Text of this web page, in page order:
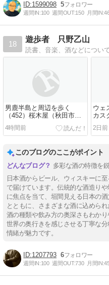
1599098 5
週間IN:100 週間OUT:150 月間IN:
18
遊歩者 只野乙山
男鹿半島と周辺を歩く
（452）桜木屋（秋田市仁
井田）
4時間前
ウェ
カス
イリ
2日前
このブログのここがポイント
多彩な酒の特徴を
日本酒からビール、ウィスキーに
で届けています。伝統的な酒造り
に焦点を当て、垣間見える日本の
とともに、さまざまな酒に込めら
酒の種類や飲み方の奥深さもわか
世界の奥行きを感じさせる丁寧な
情緒が魅力です。
1207793 6
週間IN:100 週間OUT:730 月間IN: